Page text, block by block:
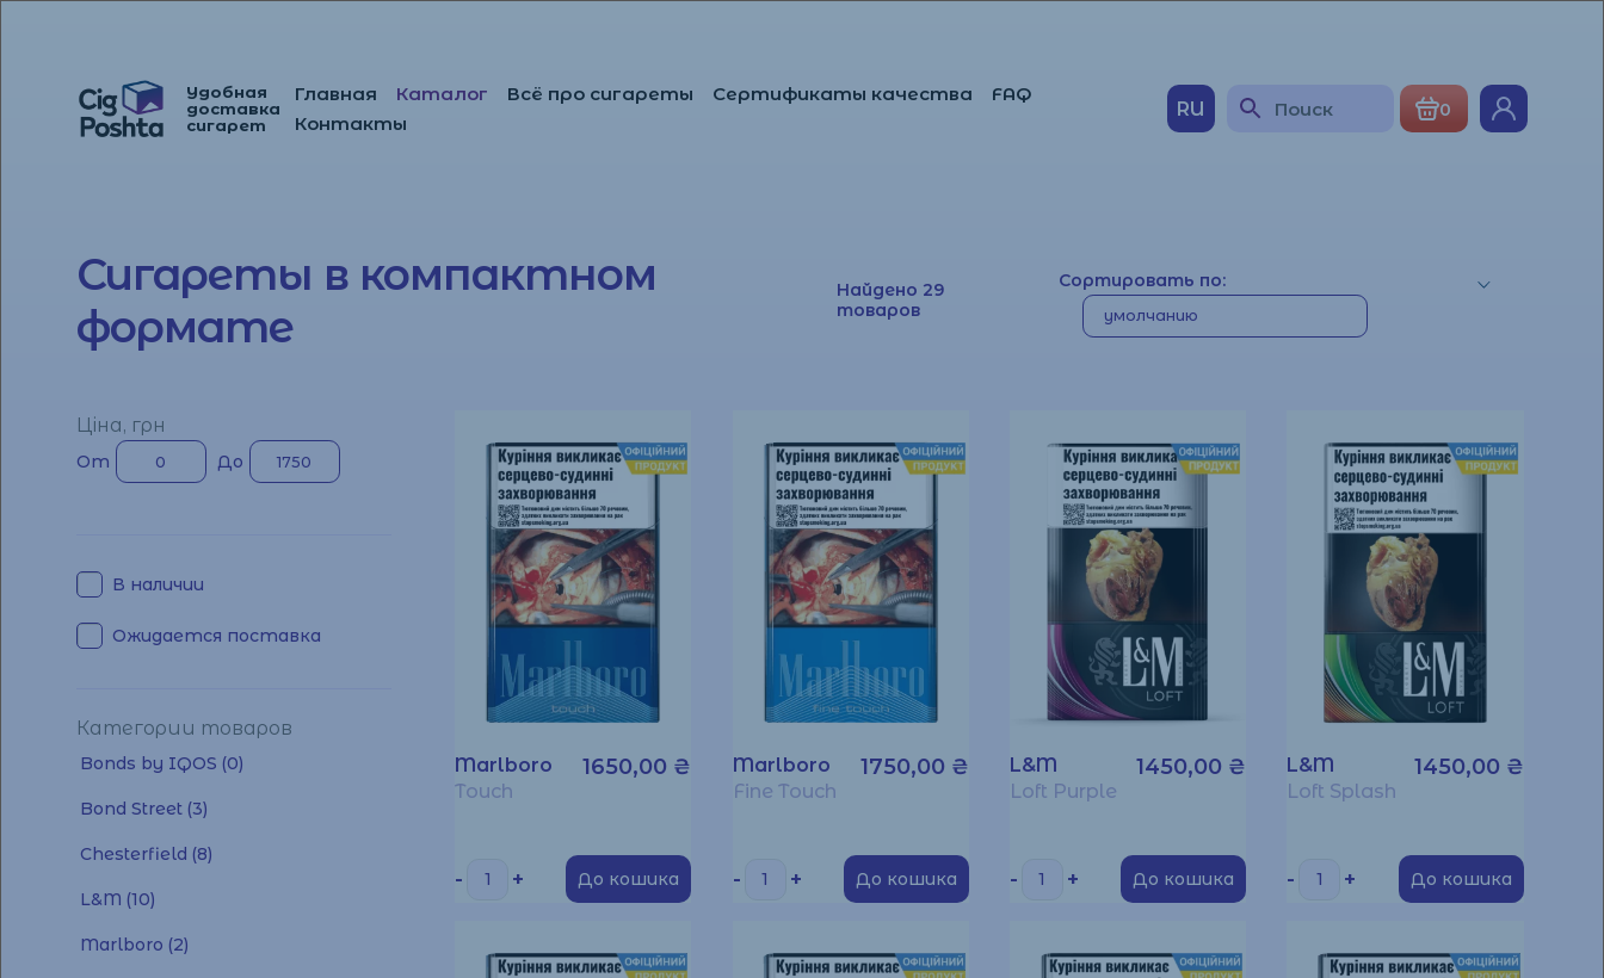
Удобная
доставка
сигарет
Перейти
Перейти
Главная Каталог Всё про сигареты Сертификаты качества
FAQ
Контакты
RU 0
Сигареты в компактном
формате
Найдено 29
товаров
Сортировать по:
Marlboro
Touch
1650,00 ₴
- + До кошика
Marlboro
Fine Touch
1750,00 ₴
- + До кошика
L&M
Loft Purple
1450,00 ₴
- + До кошика
L&M
Loft Splash
1450,00 ₴
- + До кошика
Ціна, грн
От До
В наличии
Ожидается поставка
Категории товаров
Bonds by IQOS (0)
Bond Street (3)
Chesterfield (8)
L&M (10)
Marlboro (2)